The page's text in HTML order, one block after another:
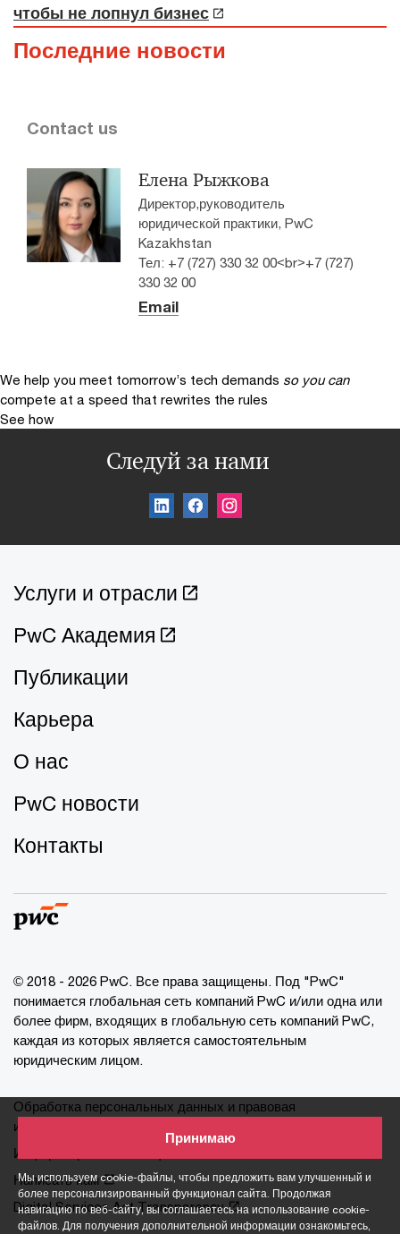
Мы используем cookie-файлы, чтобы предложить вам улучшенный и
более персонализированный функционал сайта. Продолжая
навигацию по веб-сайту, вы соглашаетесь на использование cookie-
файлов. Для получения дополнительной информации ознакомьтесь,
Принимаю
чтобы не лопнул бизнес
Последние новости
Contact us
Елена Рыжкова
Директор,руководитель
юридической практики, PwC
Kazakhstan
Тел: +7 (727) 330 32 00<br>+7 (727)
330 32 00
Email
We help you meet tomorrow’s tech demands so you can
compete at a speed that rewrites the rules
See how
Следуй за нами
Услуги и отрасли
PwC Академия
Публикации
Карьера
О нас
PwC новости
Контакты
© 2018 - 2026 PwC. Все права защищены. Под "PwC"
понимается глобальная сеть компаний PwC и/или одна или
более фирм, входящих в глобальную сеть компаний PwC,
каждая из которых является самостоятельным
юридическим лицом.
Обработка персональных данных и правовая
информация
Информация о cookie-файлах
Написать нам
Digital Services Act Transparency